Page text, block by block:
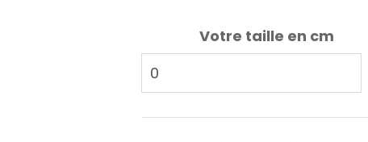
Votre taille en cm